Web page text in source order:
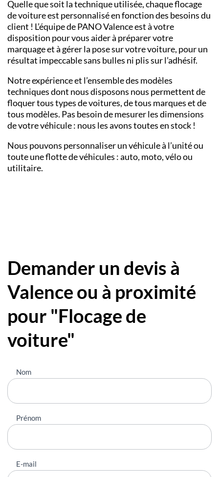
Quelle que soit la technique utilisée, chaque flocage
de voiture est personnalisé en fonction des besoins du
client ! L’équipe de PANOValenceest à votre
disposition pour vous aider à préparer votre
marquage et à gérer la pose sur votre voiture, pour un
résultat impeccable sans bulles ni plis sur l’adhésif.
Notre expérience et l’ensemble des modèles
techniques dont nous disposons nous permettent de
floquer tous types de voitures, de tous marques et de
tous modèles. Pas besoin de mesurer les dimensions
de votre véhicule : nous les avons toutes en stock !
Nous pouvons personnaliser un véhicule à l’unité ou
toute une flotte de véhicules : auto, moto, vélo ou
utilitaire.
Demander un devis à
Valence ou à proximité
pour "Flocage de
voiture"
Nous
contacter
Nom
Prénom
E-mail